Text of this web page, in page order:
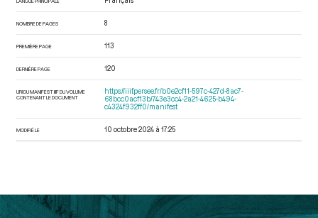
NOMBRE DE PAGES 8
PREMIÈRE PAGE 113
DERNIÈRE PAGE 120
URI DU MANIFEST IIIF DU VOLUME
CONTENANT LE DOCUMENT
https://iiif.persee.fr/b0e2cf11-597c-427d-8ac7-
68bcc0acf13b/743e3cc4-2a21-4625-b494-
c4324f932ff0/manifest
MODIFIÉ LE 10 octobre 2024 à 17:25